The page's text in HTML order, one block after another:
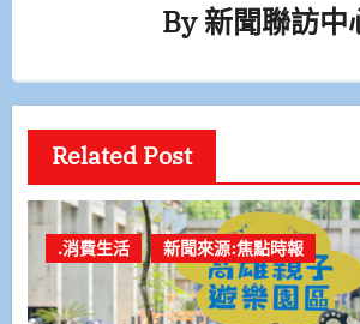
By新聞聯訪中
Related Post
.消費生活 新聞來源:焦點時報